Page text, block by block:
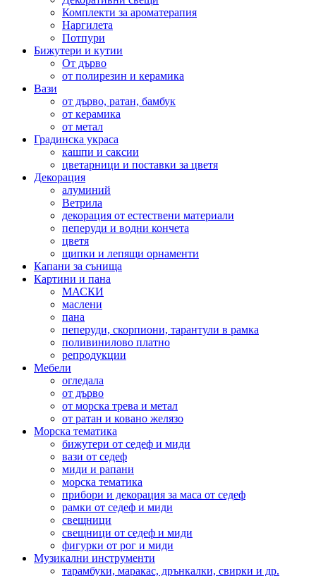
Комплекти за ароматерапия
Наргилета
Потпури
Бижутери и кутии
От дърво
от полирезин и керамика
Вази
от дърво, ратан, бамбук
от керамика
от метал
Градинска украса
кашпи и саксии
цветарници и поставки за цветя
Декорация
алуминий
Ветрила
декорация от естествени материали
пеперуди и водни кончета
цветя
щипки и лепящи орнаменти
Капани за сънища
Картини и пана
МАСКИ
маслени
пана
пеперуди, скорпиони, тарантули в рамка
поливинилово платно
репродукции
Мебели
огледала
от дърво
от морска трева и метал
от ратан и ковано желязо
Морска тематика
бижутери от седеф и миди
вази от седеф
миди и рапани
морска тематика
прибори и декорация за маса от седеф
рамки от седеф и миди
свещници
свещници от седеф и миди
фигурки от рог и миди
Музикални инструменти
тарамбуки, маракас, дрънкалки, свирки и др.